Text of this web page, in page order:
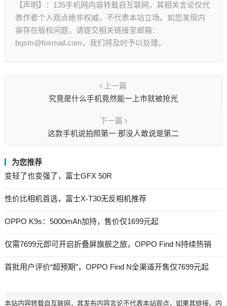
【声明】：135手机网内容转载自互联网，其相关言论仅代
表作者个人观点绝非权威，不代表本站立场。如您发现内
容存在版权问题，请提交相关链接至邮箱：
bqsm@foxmail.com，我们将及时予以处理。
上一篇
究竟是什么手机竟然能一上市就被抢光
下一篇
这款手机说拍照第一 那没人敢说是第二
为您推荐
变轻了也变强了，富士GFX 50R
性价比相机首选，富士X-T30无反相机推荐
OPPO K9s：5000mAh加持，售价仅1699元起
仅需7699元即可开启折叠屏旗舰之旅，OPPO Find N持续热销
首批用户评价“超预期”，OPPO Find N全渠道开售仅7699元起
本站内容转载自互联网，其发布内容言论不代表本站观点，如果其链接、内